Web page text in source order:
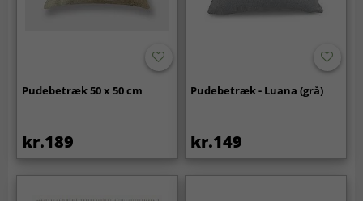
Pudebetræk 50 x 50 cm
kr.189
Pudebetræk - Luana (grå)
kr.149